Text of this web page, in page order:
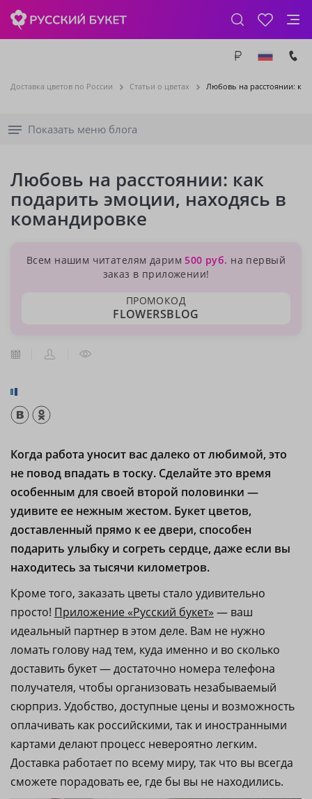
Доставка цветов по России Статьи о цветах Любовь на расстоянии:
Показать меню блога
Любовь на расстоянии: как
подарить эмоции, находясь в
командировке
Всем нашим читателям дарим500 руб. на первый
заказ в приложении!
ПРОМОКОД
FLOWERSBLOG
Когда работа уносит вас далеко от любимой, это
не повод впадать в тоску. Сделайте это время
особенным для своей второй половинки —
удивите ее нежным жестом. Букет цветов,
доставленный прямо к ее двери, способен
подарить улыбку и согреть сердце, даже если вы
находитесь за тысячи километров.
Кроме того, заказать цветы стало удивительно
просто! Приложение «Русский букет» — ваш
идеальный партнер в этом деле. Вам не нужно
ломать голову над тем, куда именно и во сколько
доставить букет — достаточно номера телефона
получателя, чтобы организовать незабываемый
сюрприз. Удобство, доступные цены и возможность
оплачивать как российскими, так и иностранными
картами делают процесс невероятно легким.
Доставка работает по всему миру, так что вы всегда
сможете порадовать ее, где бы вы не находились.